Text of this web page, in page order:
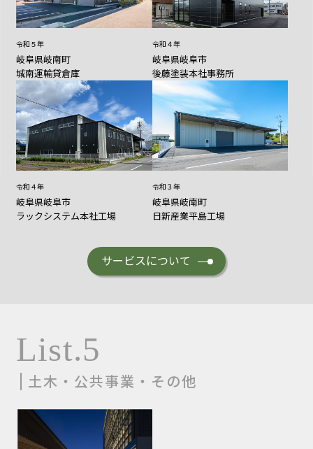
令和５年
岐阜県岐南町
城南運輸貸倉庫
令和４年
岐阜県岐阜市
後藤塗装本社事務所
令和４年
岐阜県岐阜市
ラックシステム本社工場
令和３年
岐阜県岐南町
日新産業平島工場
サービスについて
List.5
土木・公共事業・その他